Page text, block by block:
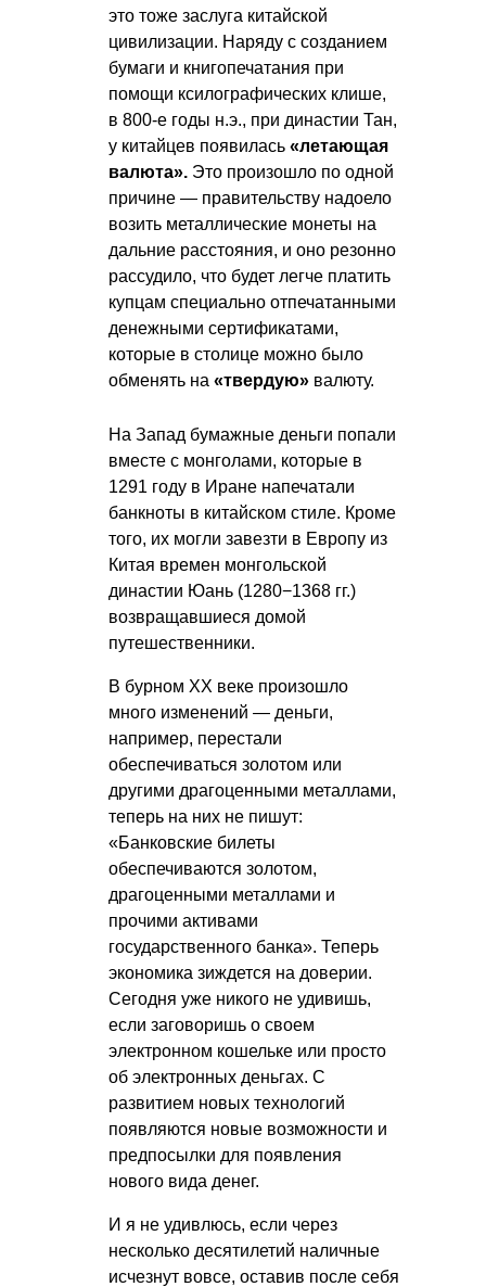
это тоже заслуга китайской
цивилизации. Наряду с созданием
бумаги и книгопечатания при
помощи ксилографических клише,
в 800-е годы н.э., при династии Тан,
у китайцев появилась «летающая
валюта». Это произошло по одной
причине — правительству надоело
возить металлические монеты на
дальние расстояния, и оно резонно
рассудило, что будет легче платить
купцам специально отпечатанными
денежными сертификатами,
которые в столице можно было
обменять на «твердую» валюту.
На Запад бумажные деньги попали
вместе с монголами, которые в
1291 году в Иране напечатали
банкноты в китайском стиле. Кроме
того, их могли завезти в Европу из
Китая времен монгольской
династии Юань (1280−1368 гг.)
возвращавшиеся домой
путешественники.
В бурном XX веке произошло
много изменений — деньги,
например, перестали
обеспечиваться золотом или
другими драгоценными металлами,
теперь на них не пишут:
«Банковские билеты
обеспечиваются золотом,
драгоценными металлами и
прочими активами
государственного банка». Теперь
экономика зиждется на доверии.
Сегодня уже никого не удивишь,
если заговоришь о своем
электронном кошельке или просто
об электронных деньгах. С
развитием новых технологий
появляются новые возможности и
предпосылки для появления
нового вида денег.
И я не удивлюсь, если через
несколько десятилетий наличные
исчезнут вовсе, оставив после себя